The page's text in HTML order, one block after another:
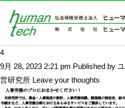
4
9月 28, 2023 2:21 pm Published by
営研究所 Leave your thoughts